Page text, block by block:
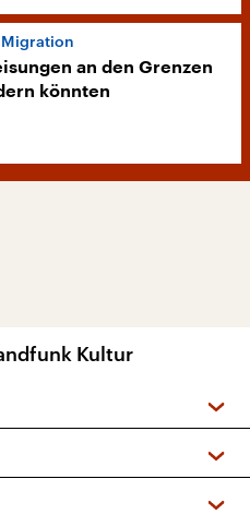
an den Grenzen
könnten
Kultur